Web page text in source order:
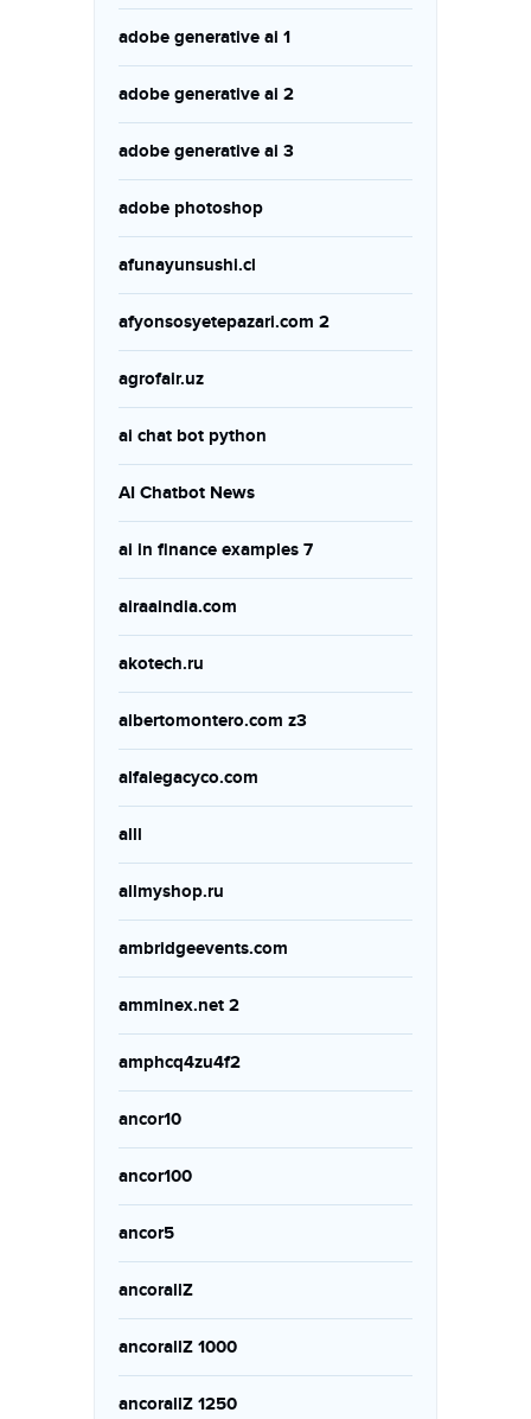
adobe generative ai 1
adobe generative ai 2
adobe generative ai 3
adobe photoshop
afunayunsushi.cl
afyonsosyetepazari.com 2
agrofair.uz
ai chat bot python
AI Chatbot News
ai in finance examples 7
airaaindia.com
akotech.ru
albertomontero.com z3
alfalegacyco.com
alll
allmyshop.ru
ambridgeevents.com
amminex.net 2
amphcq4zu4f2
ancor10
ancor100
ancor5
ancorallZ
ancorallZ 1000
ancorallZ 1250